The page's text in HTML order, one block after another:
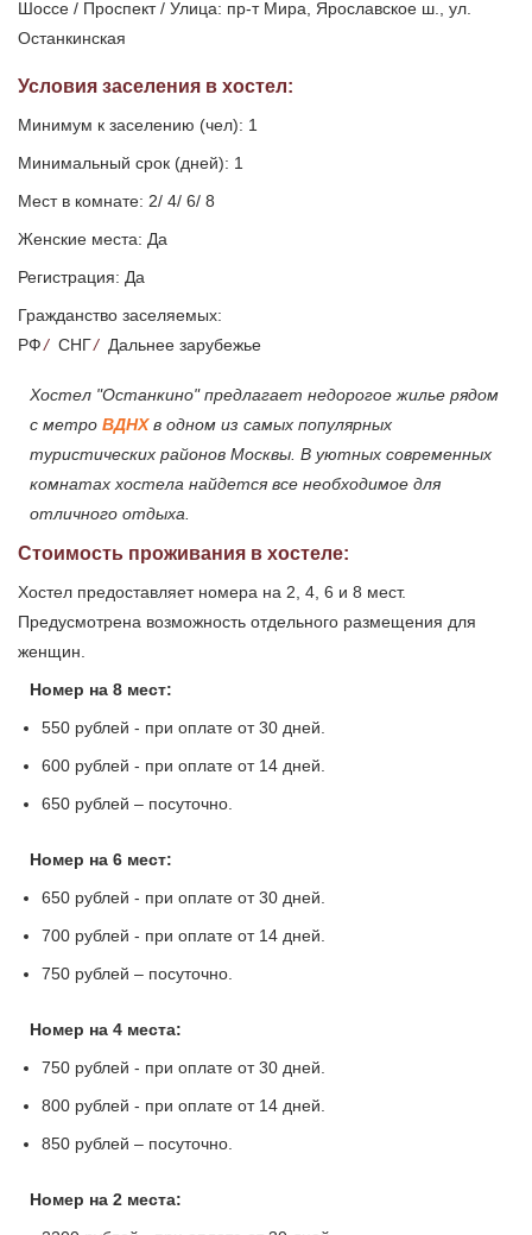
Шоссе / Проспект / Улица: пр-т Мира, Ярославское ш., ул.
Останкинская
Условия заселения в хостел:
Минимум к заселению (чел): 1
Минимальный срок (дней): 1
Мест в комнате: 2/ 4/ 6/ 8
Женские места: Да
Регистрация: Да
Гражданство заселяемых:
РФ/ СНГ/ Дальнее зарубежье
Хостел "Останкино" предлагает недорогое жилье рядом
с метро ВДНХв одном из самых популярных
туристических районов Москвы. В уютных современных
комнатах хостела найдется все необходимое для
отличного отдыха.
Стоимость проживания в хостеле:
Хостел предоставляет номера на 2, 4, 6 и 8 мест.
Предусмотрена возможность отдельного размещения для
женщин.
Номер на 8 мест:
550 рублей - при оплате от 30 дней.
600 рублей - при оплате от 14 дней.
650 рублей – посуточно.
Номер на 6 мест:
650 рублей - при оплате от 30 дней.
700 рублей - при оплате от 14 дней.
750 рублей – посуточно.
Номер на 4 места:
750 рублей - при оплате от 30 дней.
800 рублей - при оплате от 14 дней.
850 рублей – посуточно.
Номер на 2 места: